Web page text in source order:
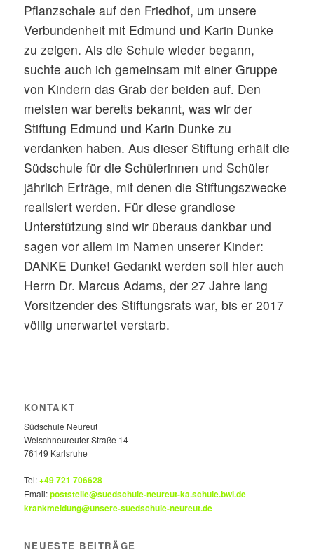
Pflanzschale auf den Friedhof, um unsere
Verbundenheit mit Edmund und Karin Dunke
zu zeigen. Als die Schule wieder begann,
suchte auch ich gemeinsam mit einer Gruppe
von Kindern das Grab der beiden auf. Den
meisten war bereits bekannt, was wir der
Stiftung Edmund und Karin Dunke zu
verdanken haben. Aus dieser Stiftung erhält die
Südschule für die Schülerinnen und Schüler
jährlich Erträge, mit denen die Stiftungszwecke
realisiert werden. Für diese grandiose
Unterstützung sind wir überaus dankbar und
sagen vor allem im Namen unserer Kinder:
DANKE Dunke! Gedankt werden soll hier auch
Herrn Dr. Marcus Adams, der 27 Jahre lang
Vorsitzender des Stiftungsrats war, bis er 2017
völlig unerwartet verstarb.
KONTAKT
Südschule Neureut
Welschneureuter Straße 14
76149 Karlsruhe
Tel:+49 721 706628
Email:poststelle@suedschule-neureut-ka.schule.bwl.de
krankmeldung@unsere-suedschule-neureut.de
NEUESTE BEITRÄGE